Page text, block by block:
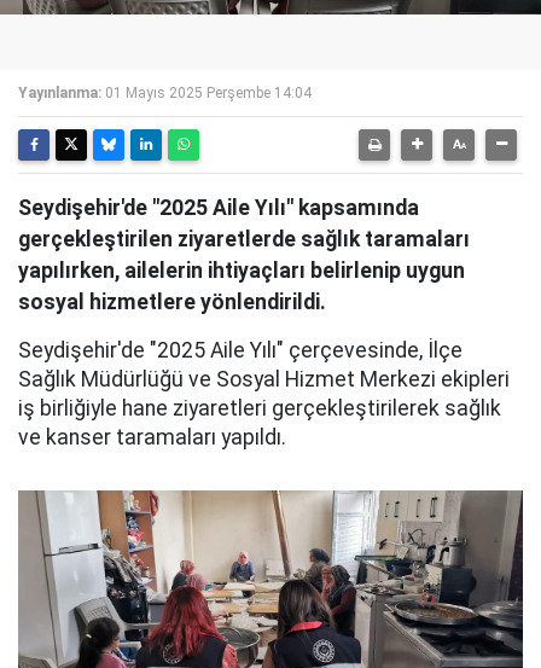
Yayınlanma: 01 Mayıs 2025 Perşembe 14:04
Seydişehir'de "2025 Aile Yılı" kapsamında
gerçekleştirilen ziyaretlerde sağlık taramaları
yapılırken, ailelerin ihtiyaçları belirlenip uygun
sosyal hizmetlere yönlendirildi.
Seydişehir'de "2025 Aile Yılı" çerçevesinde, İlçe
Sağlık Müdürlüğü ve Sosyal Hizmet Merkezi ekipleri
iş birliğiyle hane ziyaretleri gerçekleştirilerek sağlık
ve kanser taramaları yapıldı.